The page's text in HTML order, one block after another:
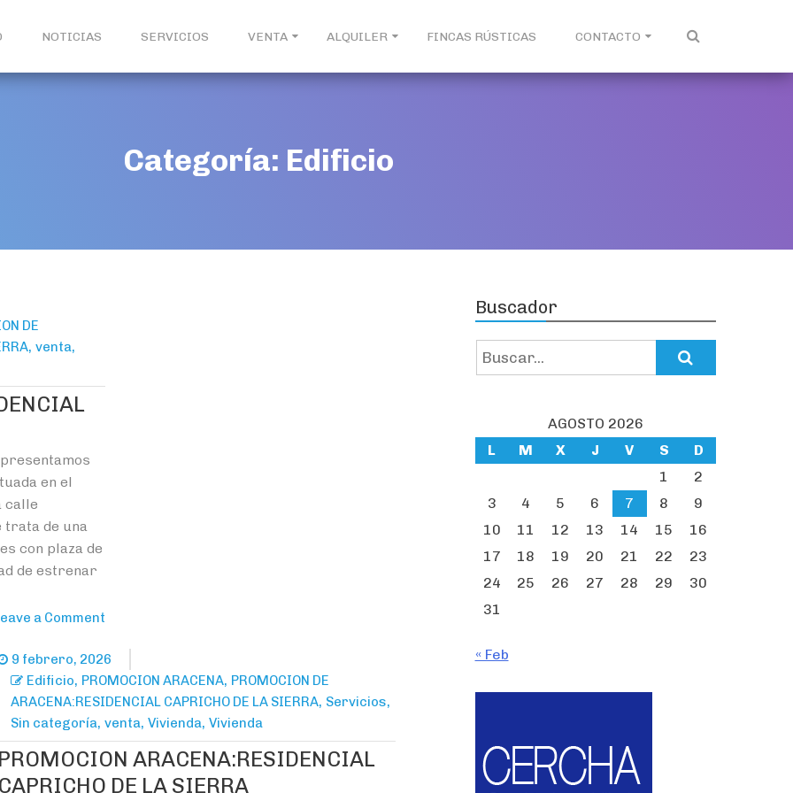
NOTICIAS SERVICIOS VENTA ALQUILER FINCAS RÚSTICAS CONTACTO
Categoría: Edificio
DE
, venta,
presentamos
en el
calle
trata de una
con plaza de
de estrenar
a Comment
ARACENA:RESIDENCIAL
CAPRICHO
DE
SIERRA
9 febrero, 2026
Edificio, PROMOCION ARACENA, PROMOCION DE
ARACENA:RESIDENCIAL CAPRICHO DE LA SIERRA, Servicios,
Sin categoría, venta, Vivienda, Vivienda
PROMOCION ARACENA:RESIDENCIAL
CAPRICHO DE LA SIERRA
Buscador
Search
AGOSTO 2026
L
M X J V S
D
1
2
3
4 5 6 7 8
9
10
11 12 13 14 15
16
17
18 19 20 21 22
23
24
25 26 27 28 29
30
31
« Feb